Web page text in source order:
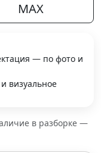
MAX
— по фото и
визуальное
в разборке —